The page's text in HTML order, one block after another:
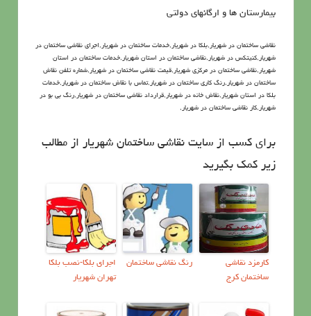
بیمارستان ها و ارگانهای دولتی
نقاشی ساختمان در شهریار,بلکا در شهریار,خدمات ساختمان در شهریار,اجرای نقاشی ساختمان در
شهریار,کنیتکس در شهریار,نقاشی ساختمان در استان شهریار,خدمات ساختمان در استان
شهریار,نقاشی ساختمان در مرکزی شهریار,قیمت نقاشی ساختمان در شهریار,شماره تلفن نقاش
ساختمان در شهریار,رنگ کاری ساختمان در شهریار,تماس با نقاش ساختمان در شهریار,خدمات
بلکا در استان شهریار,نقاش خانه در شهریار,قرارداد نقاشی ساختمان در شهریار,رنگ بی بو در
شهریار,کار نقاشی ساختمان در شهریار,
برای کسب از سایت نقاشی ساختمان شهریار از مطالب
زیر کمک بگیرید
کارمزد نقاشی
ساختمان کرج
رنگ نقاشی ساختمان
اجرای بلکا-نصب بلکا
تهران شهریار